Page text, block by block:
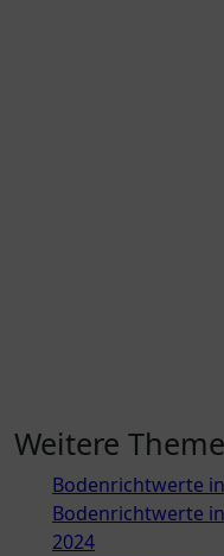
Weitere
Bodenrichtwerte
Bodenrichtwerte
2024